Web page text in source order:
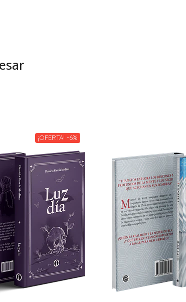
¡OFERTA! -6%